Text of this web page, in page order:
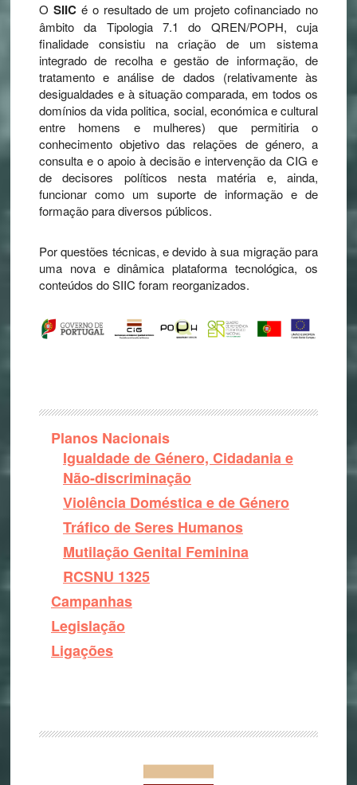
O SIICé o resultado de um projeto cofinanciado no
âmbito da Tipologia 7.1 do QREN/POPH, cuja
finalidade consistiu na criação de um sistema
integrado de recolha e gestão de informação, de
tratamento e análise de dados (relativamente às
desigualdades e à situação comparada, em todos os
domínios da vida politica, social, económica e cultural
entre homens e mulheres) que permitiria o
conhecimento objetivo das relações de género, a
consulta e o apoio à decisão e intervenção da CIG e
de decisores políticos nesta matéria e, ainda,
funcionar como um suporte de informação e de
formação para diversos públicos.
Por questões técnicas, e devido à sua migração para
uma nova e dinâmica plataforma tecnológica, os
conteúdos do SIIC foram reorganizados.
Planos Nacionais
Igualdade de Género, Cidadania e
Não-discriminação
Violência Doméstica e de Género
Tráfico de Seres Humanos
Mutilação Genital Feminina
RCSNU 1325
Campanhas
Legislação
Ligações